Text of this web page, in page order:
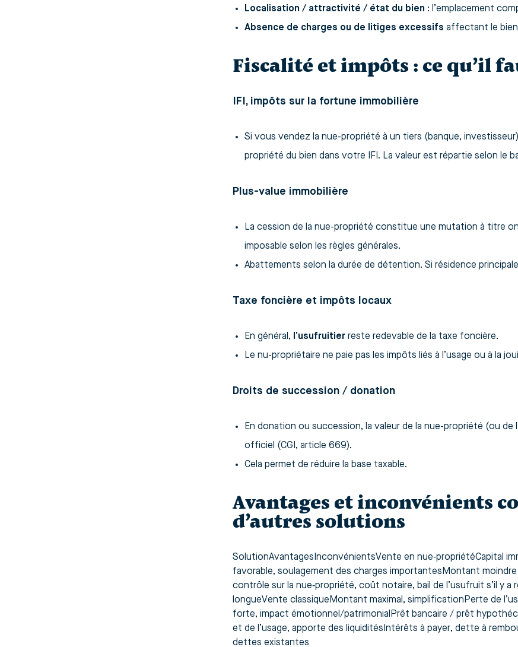
Localisation / attractivité / état du bien : l’emplacement
Absence de charges ou de litiges excessifs affectant le
Fiscalité et impôts : ce qu’il
IFI, impôts sur la fortune immobilière
Si vous vendez la nue-propriété à un tiers (banque,
propriété du bien dans votre IFI. La valeur est répartie selon le
Plus-value immobilière
La cession de la nue-propriété constitue une mutation à titre
imposable selon les règles générales.
Abattements selon la durée de détention. Si résidence
Taxe foncière et impôts locaux
En général, l’usufruitier reste redevable de la taxe foncière.
Le nu-propriétaire ne paie pas les impôts liés à l’usage ou à la
Droits de succession / donation
En donation ou succession, la valeur de la nue-propriété (ou de
officiel (CGI, article 669).
Cela permet de réduire la base taxable.
Avantages et inconvénients
d’autres solutions
SolutionAvantagesInconvénientsVente en nue‑propriétéCapital
favorable, soulagement des charges importantesMontant
contrôle sur la nue‑propriété, coût notaire, bail de l’usufruit s’il y
longueVente classiqueMontant maximal, simplificationPerte de
forte, impact émotionnel/patrimonialPrêt bancaire / prêt
et de l’usage, apporte des liquiditésIntérêts à payer, dette à
dettes existantes